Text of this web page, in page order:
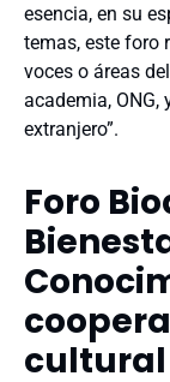
esencia, en su
temas, este foro
voces o áreas
academia, ONG,
extranjero”.
Foro
cultural